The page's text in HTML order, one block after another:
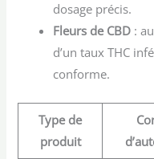
dosage précis.
Fleurs de CBD :
d’un taux THC
conforme.
Type de
produit